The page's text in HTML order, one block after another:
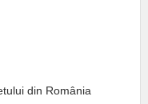
din România